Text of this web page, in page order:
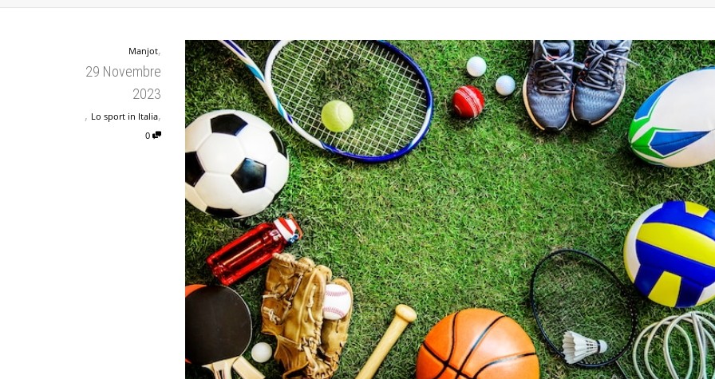
Manjot,
29 Novembre
2023
, Lo sport in Italia,
0